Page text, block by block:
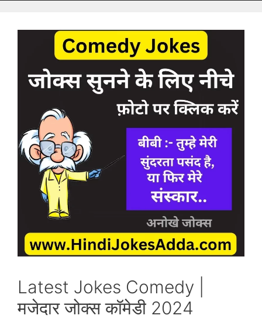
Latest Jokes Comedy |
मजेदार जोक्स कॉमेडी 2024